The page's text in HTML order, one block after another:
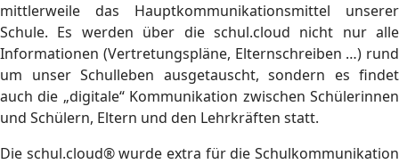
mittlerweile das Hauptkommunikationsmittel unserer
Schule. Es werden über die schul.cloud nicht nur alle
Informationen (Vertretungspläne, Elternschreiben …) rund
um unser Schulleben ausgetauscht, sondern es findet
auch die „digitale“ Kommunikation zwischen Schülerinnen
und Schülern, Eltern und den Lehrkräften statt.
Die schul.cloud® wurde extra für die Schulkommunikation